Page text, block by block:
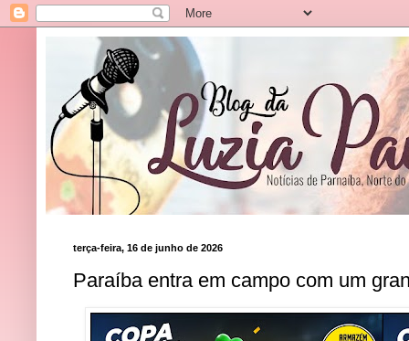
terça-feira, 16 de junho de 2026
Paraíba entra em campo com um